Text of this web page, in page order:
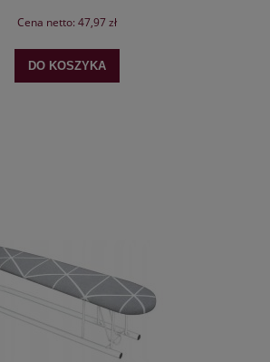
Cena netto: 47,97 zł
DO KOSZYKA